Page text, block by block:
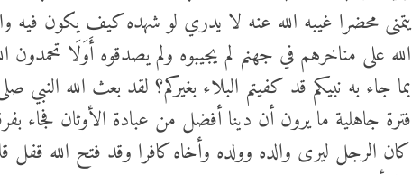
يتمنى محضرا غيبه الله عنه لا يدري لو شهده كيف يكون فيه
الله على مناخرهم في جهنم لم يجيبوه ولم يصدقوه أَوَلَا
بما جاء به نبيكم قد كفيتم البلاء بغيركم؟ لقد بعث الله
فترة جاهلية ما يرون أن دينا أفضل من عبادة الأوثان فجاء
كان الرجل ليرى والده وولده وأخاه كافرا وقد فتح الله قفل